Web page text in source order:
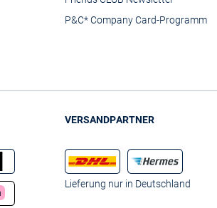
P&C* Company Card-Programm
VERSANDPARTNER
Lieferung nur in Deutschland